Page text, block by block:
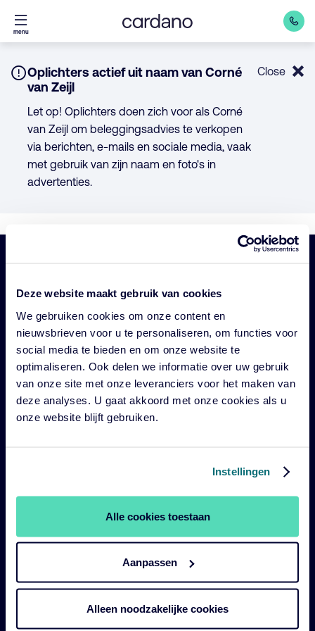
Deze website maakt gebruik van cookies
We gebruiken cookies om onze content en
nieuwsbrieven voor u te personaliseren, om functies voor
social media te bieden en om onze website te
optimaliseren. Ook delen we informatie over uw gebruik
van onze site met onze leveranciers voor het maken van
deze analyses. U gaat akkoord met onze cookies als u
onze website blijft gebruiken.
Instellingen
Alle cookies toestaan
Aanpassen
Alleen noodzakelijke cookies
Direct
naar
menu
Notice:
Oplichters actief uit naam van Corné
van Zeijl
Let op! Oplichters doen zich voor als Corné
van Zeijl om beleggingsadvies te verkopen
via berichten, e-mails en sociale media, vaak
met gebruik van zijn naam en foto's in
advertenties.
Close
links
Onze fondsen
Impact
Duurzaam
Diensten
Strategieën